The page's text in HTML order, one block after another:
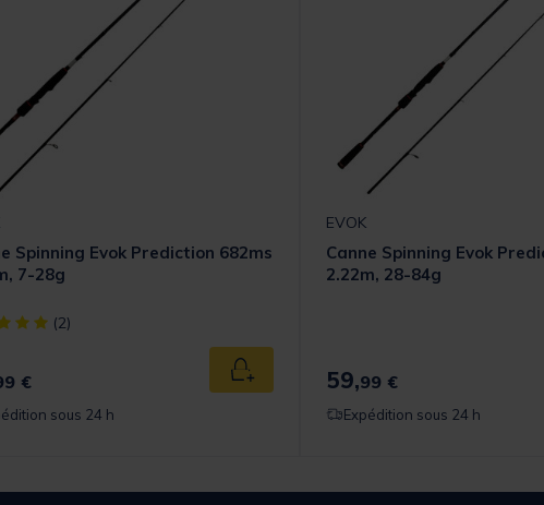
Spinning Evok Prediction 682ms
7-28g
Object] out of 5 Customer Rating
(2)
€ Ajouter au panier
sous 24 h
EVOK
Canne Spinning Evok
2.22m, 28-84g
59,99 €
Expédition sous 24 h